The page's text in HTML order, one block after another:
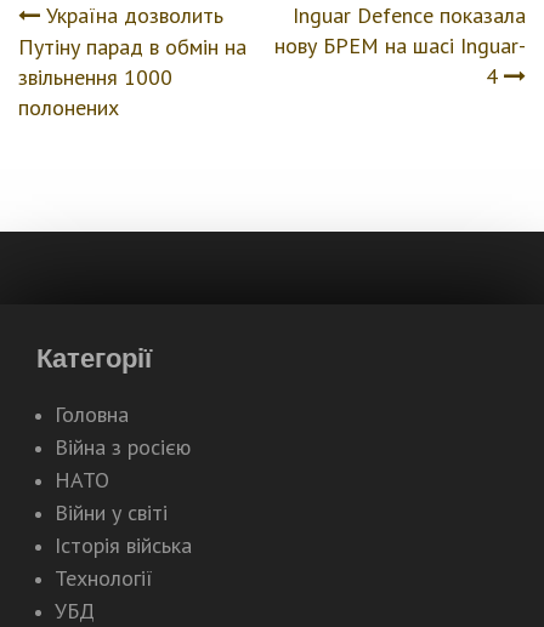
Навігація
записів
Україна дозволить
Путіну парад в обмін на
звільнення 1000
полонених
Inguar Defence показала
нову БРЕМ на шасі Inguar-
4
Категорії
Головна
Війна з росією
НАТО
Війни у світі
Історія війська
Технології
УБД